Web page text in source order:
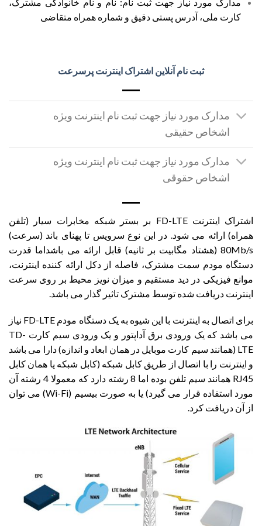
کارت ملی، آدرس پستی دقیق و شماره همراه متقاضی
ثبت نام آنلاین اشتراک اینترنت پرسرعت
مدارک مورد نیاز جهت ثبت نام اینترنت ویژه
اشخاص حقیقی
مدارک مورد نیاز جهت ثبت نام اینترنت ویژه
اشخاص حقوقی
اشتراک اینترنت FD-LTE بر بستر شبکه مخابرات سیار (تلفن
همراه) ارائه می شود. در این نوع سرویس تا پهنای باند (سرعت)
80Mb/s (هشتاد مگابیت بر ثانیه) قابل ارائه می باشد
اما قدرت
دستگاه مودم سمت مشترک، فاصله از دکل ارائه کننده اینترنت،
موانع فیزیکی در دید مستقیم و میزان نویز محیط بر روی سرعت
اینترنت دریافت شده توسط مشترک تاثیر گذار می باشد.
برای اتصال به اینترنت با این شیوه به یک دستگاه مودم FD-LTE نیاز
می باشد که یک ورودی برق آداپتور و یک ورودی سیم کارت TD-
LTE (همانند سیم کارت موبایل در همان ابعاد و اندازه) دارا می باشد
و اینترنت را با اتصال از طریق کابل شبکه (کابل شبکه یا همان کابل
RJ45 همانند سیم تلفن بوده اما 8 رشته دارد که معمولا 4 رشته آن
مورد استفاده قرار می گیرد) یا به صورت بیسیم (Wi-Fi) می توان
از آن دریافت کرد.